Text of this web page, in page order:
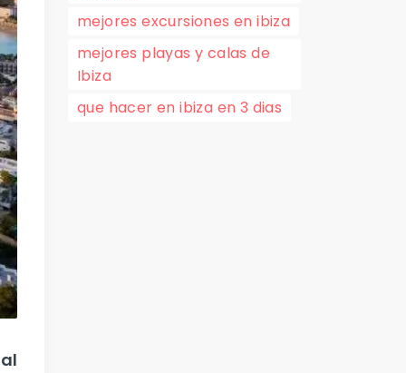
mejores excursiones en ibiza
mejores playas y calas de
Ibiza
que hacer en ibiza en 3 dias